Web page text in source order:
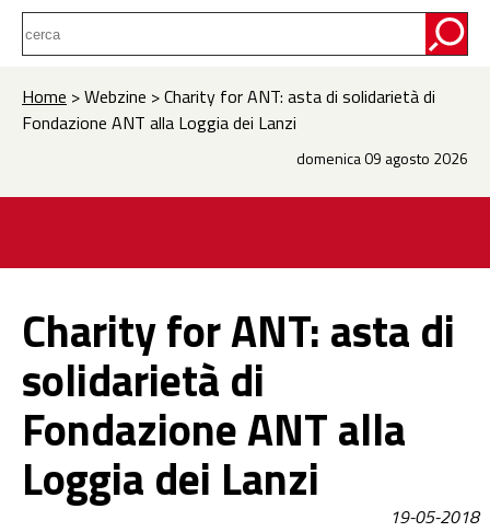
Home > Webzine > Charity for ANT: asta di solidarietà di
Fondazione ANT alla Loggia dei Lanzi
domenica 09 agosto 2026
Charity for ANT: asta di
solidarietà di
Fondazione ANT alla
Loggia dei Lanzi
19-05-2018